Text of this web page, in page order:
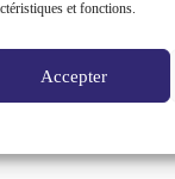
et fonctions.
Accepter